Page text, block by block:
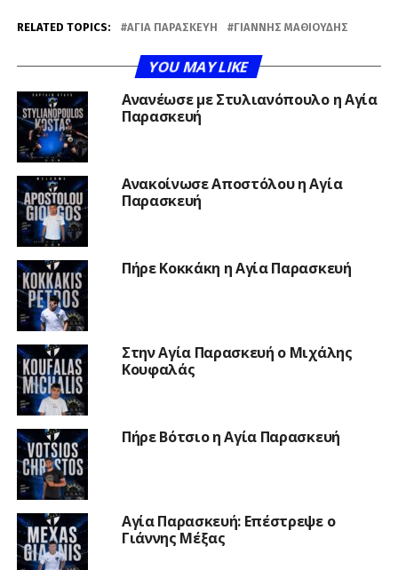
RELATED TOPICS: ΑΓΊΑ ΠΑΡΑΣΚΕΥΉ ΓΙΆΝΝΗΣ ΜΑΘΙΟΎΔΗΣ
YOU MAY LIKE
Ανανέωσε με Στυλιανόπουλο η Αγία
Παρασκευή
Ανακοίνωσε Αποστόλου η Αγία
Παρασκευή
Πήρε Κοκκάκη η Αγία Παρασκευή
Στην Αγία Παρασκευή ο Μιχάλης
Κουφαλάς
Πήρε Βότσιο η Αγία Παρασκευή
Αγία Παρασκευή: Επέστρεψε ο
Γιάννης Μέξας